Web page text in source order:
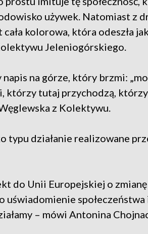
używek. Natomiast z
kolorowa, która odeszła
Jeleniogórskiego.
na górze, który brzmi:
którzy tutaj przychodzą,
z Kolektywu.
typu działanie realizowane
do Unii Europejskiej o zmianę
uświadomienie
– mówi Antonina